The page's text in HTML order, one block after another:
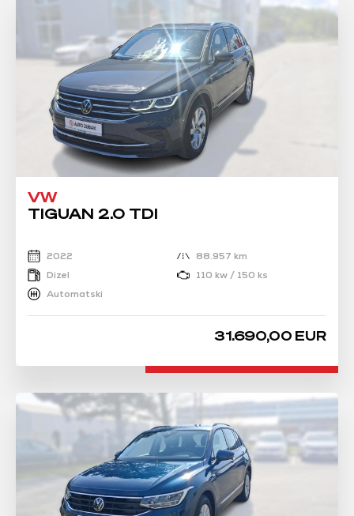
VW
TIGUAN 2.0 TDI
2022
88.957 km
Dizel
110 kw / 150 ks
Automatski
31.690,00 EUR